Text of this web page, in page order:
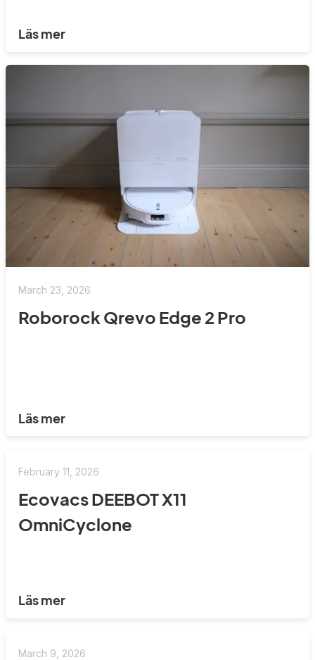
Läs mer
March 23, 2026
Roborock Qrevo Edge 2 Pro
Läs mer
February 11, 2026
Ecovacs DEEBOT X11
OmniCyclone
Läs mer
March 9, 2026